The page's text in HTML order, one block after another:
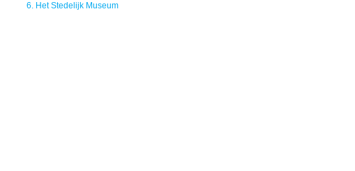
6. Het Stedelijk Museum